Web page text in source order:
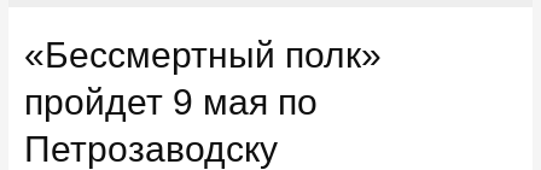
«Бессмертный полк»
пройдет 9 мая по
Петрозаводску